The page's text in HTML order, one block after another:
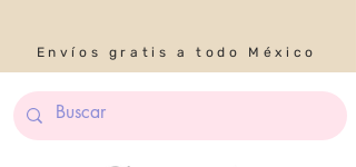
Envíos gratis a todo México